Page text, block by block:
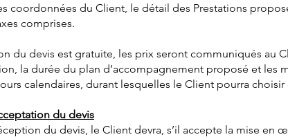
coordonnées du Client, le détail des Prestations
comprises.
du devis est gratuite, les prix seront communiqués au
la durée du plan d’accompagnement proposé et les
calendaires, durant lesquelles le Client pourra
du devis
du devis, le Client devra, s’il accepte la mise